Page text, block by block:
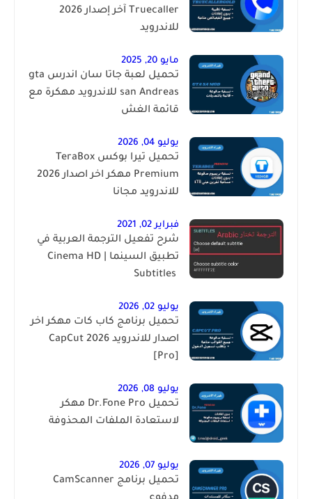
Truecaller آخر إصدار 2026
للاندرويد
مايو 20, 2025
تحميل لعبة جاتا سان اندرس gta
san Andreas للاندرويد مهكرة مع
قائمة الغش
يوليو 04, 2026
تحميل تيرا بوكس TeraBox
Premium مهكر اخر اصدار 2026
للاندرويد مجانا
فبراير 02, 2021
شرح تفعيل الترجمة العربية في
تطبيق السينما | ‏Cinema HD
Subtitles ‎
يوليو 02, 2026
تحميل برنامج كاب كات مهكر اخر
اصدار للاندرويد 2026 CapCut
[Pro]
يوليو 08, 2026
تحميل Dr.Fone Pro مهكر
لاستعادة الملفات المحذوفة
يوليو 07, 2026
تحميل برنامج CamScanner